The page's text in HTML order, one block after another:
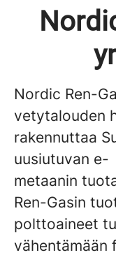
Nordic Ren-
vetytalouden
rakennuttaa
uusiutuvan e-
metaanin
Ren-Gasin
polttoaineet
vähentämään